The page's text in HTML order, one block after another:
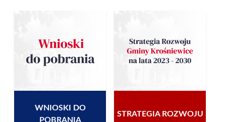
WNIOSKI DO
POBRANIA
STRATEGIA ROZWOJU